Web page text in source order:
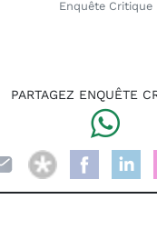
Enquête Critique
PARTAGEZ ENQUÊTE